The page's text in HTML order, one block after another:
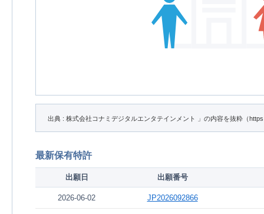
出典 : 株式会社コナミデジタルエンタテインメント 」の内容を抜粋（
最新保有特許
出願日 出願番号
2026-06-02 JP2026092866